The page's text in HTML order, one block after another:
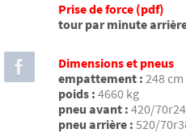
Prise de force (pdf)
tour par minute
Dimensions et pneus
empattement : 248 cm
poids : 4660 kg
pneu avant : 420/70r24
pneu arrière : 520/